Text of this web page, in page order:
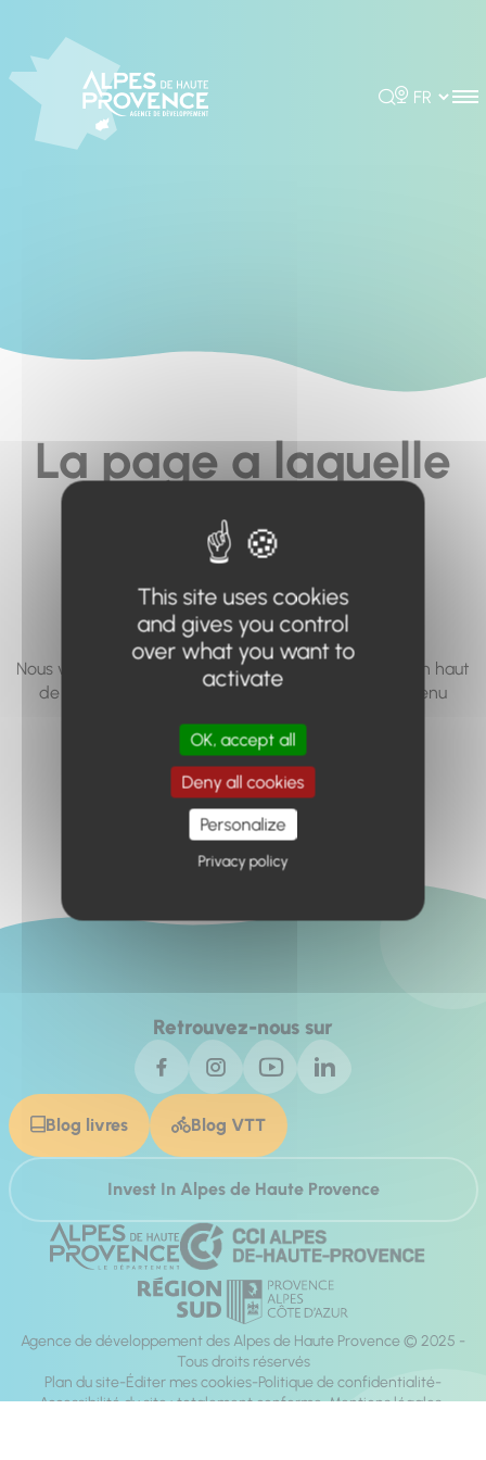
Rechercher
Choisir la
La page a laquelle
vous cherchez à
accéder n'existe
pas... ou plus.
Nous vous invitons à utiliser le moteur de recherche en haut
de page, ou à utiliser le menu pour trouver le contenu
Retour à l'accueil
Retrouvez-nous sur
Blog livres Blog VTT
Invest In Alpes de Haute Provence
Agence de développement des Alpes de Haute Provence © 2025 -
Tous droits réservés
Plan du site Éditer mes cookies Politique de confidentialité
Accessibilité du site : totalement conforme Mentions légales
This site uses cookies
and gives you control
over what you want to
activate
OK, accept all
Deny all cookies
Personalize
Privacy policy